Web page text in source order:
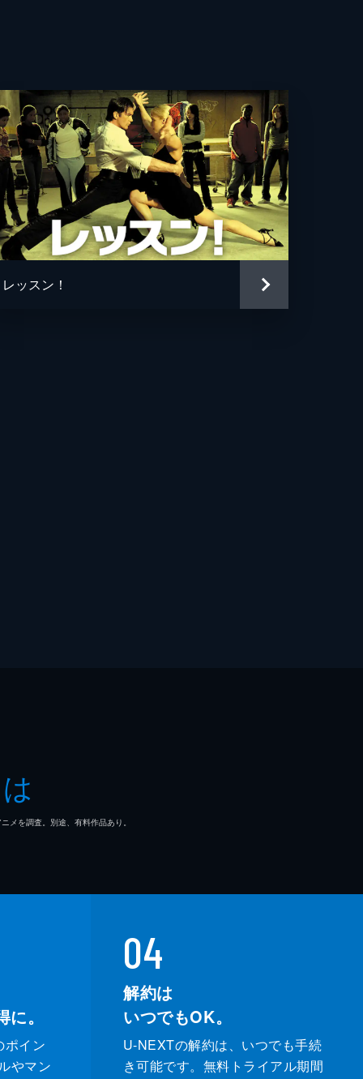
レッスン！
を調査。別途、有料作品あり。
。
ポイン
やマン
04
解約は
いつでもOK。
U-NEXTの解約は、いつでも手続
き可能です。無料トライアル期間